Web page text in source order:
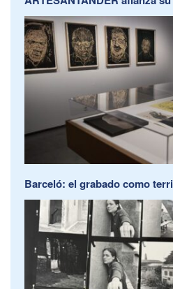
Barceló: el grabado como